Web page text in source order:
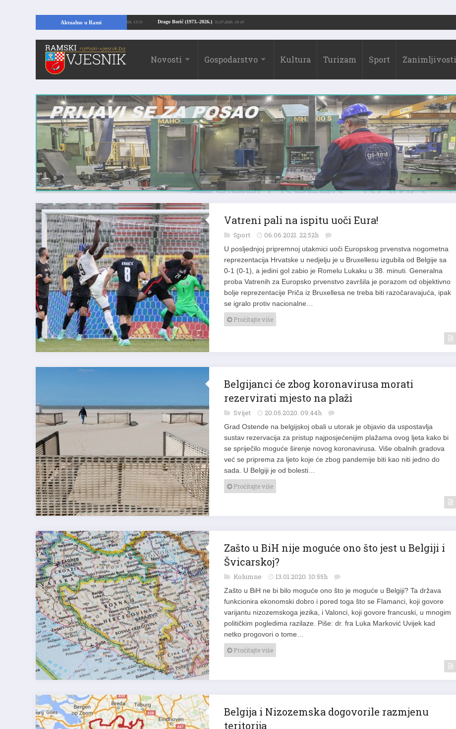
Aktualno u Rami Drago Borić (1973.-2026.)
Kopajući temelje kuće, pronašao vrijedne arheološke ostatke 24.07.2026. 13:51
Novosti Gospodarstvo Kultura Turizam Sport Zanimljivosti
Vatreni pali na ispitu uoči Eura!
Sport 06.06.2021. 22:52h
U posljednjoj pripremnoj utakmici uoči Europskog prvenstva nogometna
reprezentacija Hrvatske u nedjelju je u Bruxellesu izgubila od Belgije sa
0-1 (0-1), a jedini gol zabio je Romelu Lukaku u 38. minuti. Generalna
proba Vatrenih za Europsko prvenstvo završila je porazom od objektivno
bolje reprezentacije Priča iz Bruxellesa ne treba biti razočaravajuća, ipak
se igralo protiv nacionalne…
Pročitajte više
Belgijanci će zbog koronavirusa morati
rezervirati mjesto na plaži
Svijet 20.05.2020. 09:44h
Grad Ostende na belgijskoj obali u utorak je objavio da uspostavlja
sustav rezervacija za pristup najposjećenijim plažama ovog ljeta kako bi
se spriječilo moguće širenje novog koronavirusa. Više obalnih gradova
već se priprema za ljeto koje će zbog pandemije biti kao niti jedno do
sada. U Belgiji je od bolesti…
Pročitajte više
Zašto u BiH nije moguće ono što jest u Belgiji i
Švicarskoj?
Kolumne 13.01.2020. 10:55h
Zašto u BiH ne bi bilo moguće ono što je moguće u Belgiji? Ta država
funkcionira ekonomski dobro i pored toga što se Flamanci, koji govore
varijantu nizozemskoga jezika, i Valonci, koji govore francuski, u mnogim
političkim pogledima razilaze. Piše: dr. fra Luka Marković Uvijek kad
netko progovori o tome…
Pročitajte više
Belgija i Nizozemska dogovorile razmjenu